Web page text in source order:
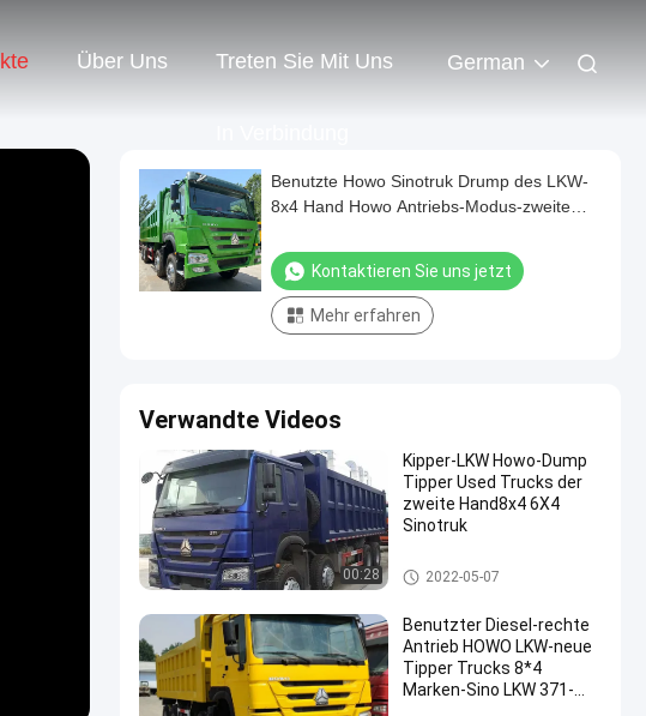
Über Uns Treten Sie Mit Uns German
Benutzte Howo Sinotruk Drump des LKW-
8x4 Hand Howo Antriebs-Modus-zweite
Kontaktieren Sie uns jetzt
Mehr erfahren
Verwandte Videos
00:28
Kipper-LKW Howo-Dump
Tipper Used Trucks der
zweite Hand8x4 6X4
Sinotruk
Benutzter Kipplaster
2022-05-07
Benutzter Diesel-rechte
Antrieb HOWO LKW-neue
Tipper Trucks 8*4
Marken-Sino LKW 371-